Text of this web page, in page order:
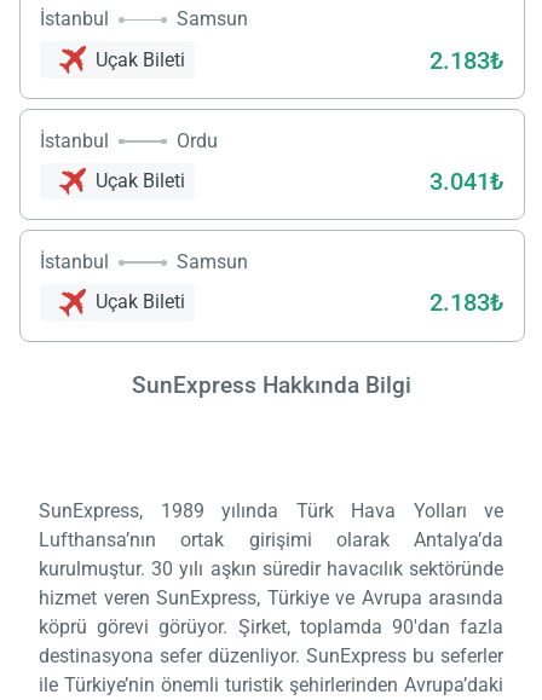
İstanbul
Samsun
Uçak Bileti
2.183₺
İstanbul
Ordu
Uçak Bileti
3.041₺
İstanbul
Samsun
Uçak Bileti
2.183₺
SunExpress Hakkında Bilgi
SunExpress, 1989 yılında Türk Hava Yolları ve
Lufthansa’nın ortak girişimi olarak Antalya’da
kurulmuştur. 30 yılı aşkın süredir havacılık sektöründe
hizmet veren SunExpress, Türkiye ve Avrupa arasında
köprü görevi görüyor. Şirket, toplamda 90'dan fazla
destinasyona sefer düzenliyor. SunExpress bu seferler
ile Türkiye’nin önemli turistik şehirlerinden Avrupa’daki